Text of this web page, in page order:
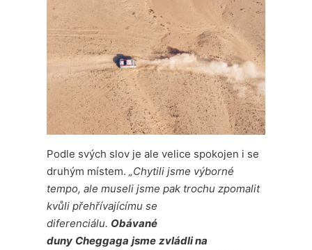
Podle svých slov je ale velice spokojen i se
druhým místem. „Chytili jsme výborné
tempo, ale museli jsme pak trochu zpomalit
kvůli přehřívajícímu se
diferenciálu. Obávané
duny Cheggaga jsme zvládli na